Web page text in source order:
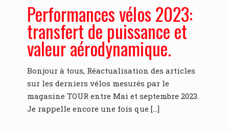
Performances vélos 2023:
transfert de puissance et
valeur aérodynamique.
Bonjour à tous, Réactualisation des articles
sur les derniers vélos mesurés par le
magasine TOUR entre Mai et septembre 2023.
Je rappelle encore une fois que […]